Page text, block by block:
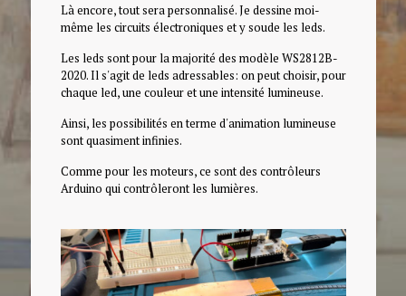
Là encore, tout sera personnalisé. Je dessine moi-
même les circuits électroniques et y soude les leds.
Les leds sont pour la majorité des modèle WS2812B-
2020. Il s'agit de leds adressables: on peut choisir, pour
chaque led, une couleur et une intensité lumineuse.
Ainsi, les possibilités en terme d'animation lumineuse
sont quasiment infinies.
Comme pour les moteurs, ce sont des contrôleurs
Arduino qui contrôleront les lumières.